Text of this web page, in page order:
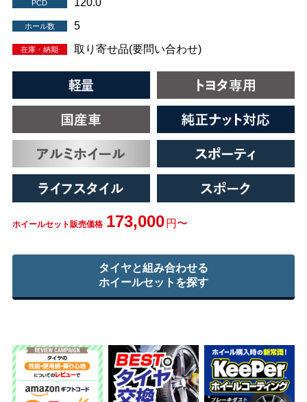
PCD
ホール数 5
在庫・納期 取り寄せ品(要問い合わせ)
ホイールセット販売価格 173,000 円〜
タイヤと組み合わせる
ホイールセットを探す